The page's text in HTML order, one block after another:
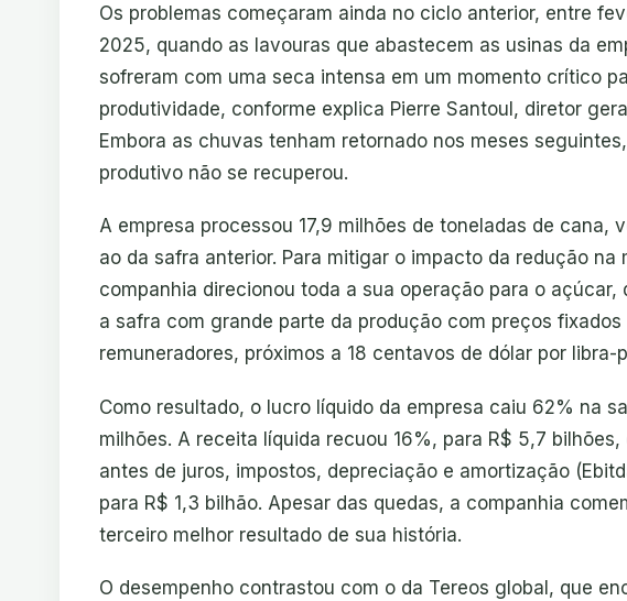
Os problemas começaram ainda no ciclo anterior, entre
2025, quando as lavouras que abastecem as usinas da
sofreram com uma seca intensa em um momento crítico
produtividade, conforme explica Pierre Santoul, diretor
Embora as chuvas tenham retornado nos meses
produtivo não se recuperou.
A empresa processou 17,9 milhões de toneladas de cana,
ao da safra anterior. Para mitigar o impacto da redução na
companhia direcionou toda a sua operação para o açúcar,
a safra com grande parte da produção com preços fixados
remuneradores, próximos a 18 centavos de dólar por libra-
Como resultado, o lucro líquido da empresa caiu 62% na
milhões. A receita líquida recuou 16%, para R$ 5,7
antes de juros, impostos, depreciação e amortização
para R$ 1,3 bilhão. Apesar das quedas, a companhia
terceiro melhor resultado de sua história.
O desempenho contrastou com o da Tereos global, que